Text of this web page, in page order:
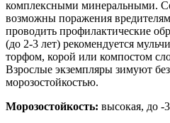
комплексными минеральными.
возможны поражения
проводить профилактические
(до 2-3 лет) рекомендуется
торфом, корой или компостом
Взрослые экземпляры зимуют
морозостойкостью.
Морозостойкость: высокая, до -